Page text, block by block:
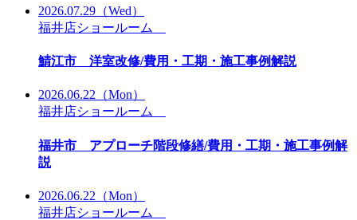
2026.07.29 （Wed）
福井店ショールーム
鯖江市 洋室改修/費用・工期・施工事例解説
2026.06.22 （Mon）
福井店ショールーム
福井市 アプローチ階段修繕/費用・工期・施工事例解
説
2026.06.22 （Mon）
福井店ショールーム